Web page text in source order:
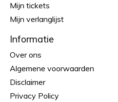
Mijn tickets
Mijn verlanglijst
Informatie
Over ons
Algemene voorwaarden
Disclaimer
Privacy Policy